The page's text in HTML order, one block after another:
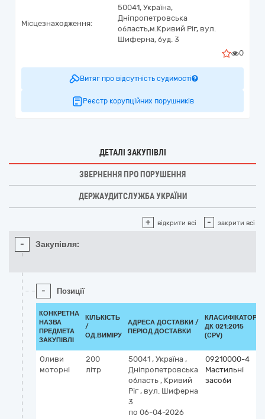
Місцезнаходження:
50041, Україна,
Дніпропетровська
область,м.Кривий Ріг, вул.
Шиферна, буд. 3
0
Витяг про відсутність судимості
Реєстр корупційних порушників
ДЕТАЛІ ЗАКУПІВЛІ
ЗВЕРНЕННЯ ПРО ПОРУШЕННЯ
ДЕРЖАУДИТСЛУЖБА УКРАЇНИ
+ відкрити всі - закрити всі
- Закупівля:
- Позиції
КОНКРЕТНА
НАЗВА
ПРЕДМЕТА
ЗАКУПІВЛІ
КІЛЬКІСТЬ
/
ОД.ВИМІРУ
АДРЕСА ДОСТАВКИ /
ПЕРІОД ДОСТАВКИ
КЛАСИФІКАТОР
ДК 021:2015
(CPV)
Оливи
моторні
200
літр
50041 , Україна ,
Дніпропетровська
область , Кривий
Ріг, вул. Шиферна
3
по 06-04-2026
09210000-4
Мастильні
засоби